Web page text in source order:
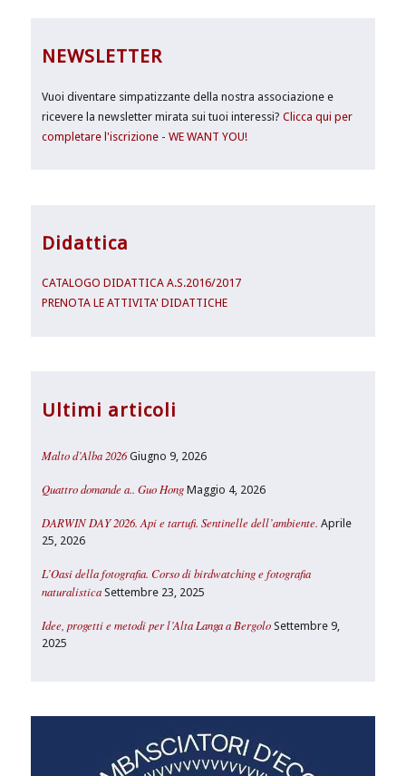
NEWSLETTER
Vuoi diventare simpatizzante della nostra associazione e
ricevere la newsletter mirata sui tuoi interessi?Clicca qui per
completare l'iscrizione - WE WANT YOU!
Didattica
CATALOGO DIDATTICA A.S.2016/2017
PRENOTA LE ATTIVITA' DIDATTICHE
Ultimi articoli
Malto d’Alba 2026 Giugno 9, 2026
Quattro domande a.. Guo Hong Maggio 4, 2026
DARWIN DAY 2026. Api e tartufi. Sentinelle dell’ambiente. Aprile
25, 2026
L’Oasi della fotografia. Corso di birdwatching e fotografia
naturalistica Settembre 23, 2025
Idee, progetti e metodi per l’Alta Langa a Bergolo Settembre 9,
2025